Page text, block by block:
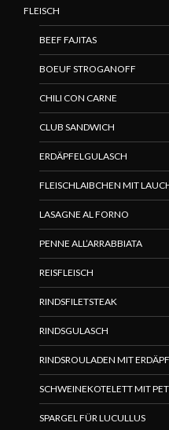
FLEISCH
BEEF FAJITAS
BOEUF STROGANOFF
CHILI CON CARNE
CLUB SANDWICH
ERDÄPFELGULASCH
FLEISCHLAIBCHEN MIT
LASAGNE AL FORNO
PENNE ALL’ARRABBIATA
REISFLEISCH
RINDSFILETSTEAK
RINDSGULASCH
RINDSROULADEN MIT
SCHWEINEKOTELETT MIT
SPARGEL FÜR LUCULLUS